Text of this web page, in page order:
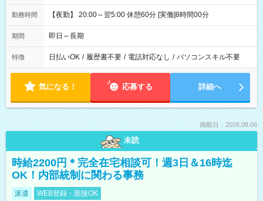
勤務時間 【夜勤】 20:00～翌5:00 休憩60分 [実働]8時間00分
期間 即日～長期
特徴 日払いOK / 履歴書不要 / 電話対応なし / パソコンスキル不要
気になる！ 応募する 詳細へ
掲載日：2026.08.06
未読
時給2200円＊完全在宅相談可！週3日＆16時迄
OK！内部統制に関わる事務
派遣 WEB登録・面接OK